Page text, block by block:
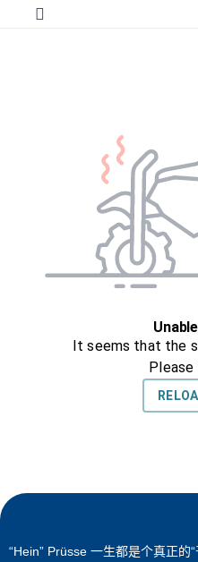
“Hein” Prüsse 一生都是个真正的